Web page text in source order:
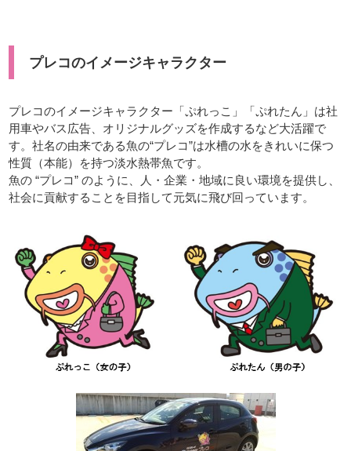
プレコのイメージキャラクター
プレコのイメージキャラクター「ぷれっこ」「ぷれたん」は社
用車やバス広告、オリジナルグッズを作成するなど大活躍で
す。社名の由来である魚の“プレコ”は水槽の水をきれいに保つ
性質（本能）を持つ淡水熱帯魚です。
魚の “プレコ” のように、人・企業・地域に良い環境を提供し、
社会に貢献することを目指して元気に飛び回っています。